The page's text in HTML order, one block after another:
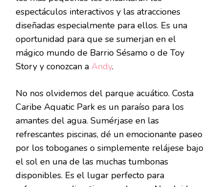
espectáculos interactivos y las atracciones
diseñadas especialmente para ellos. Es una
oportunidad para que se sumerjan en el
mágico mundo de Barrio Sésamo o de Toy
Story y conozcan a Andy.
No nos olvidemos del parque acuático. Costa
Caribe Aquatic Park es un paraíso para los
amantes del agua. Sumérjase en las
refrescantes piscinas, dé un emocionante paseo
por los toboganes o simplemente relájese bajo
el sol en una de las muchas tumbonas
disponibles. Es el lugar perfecto para